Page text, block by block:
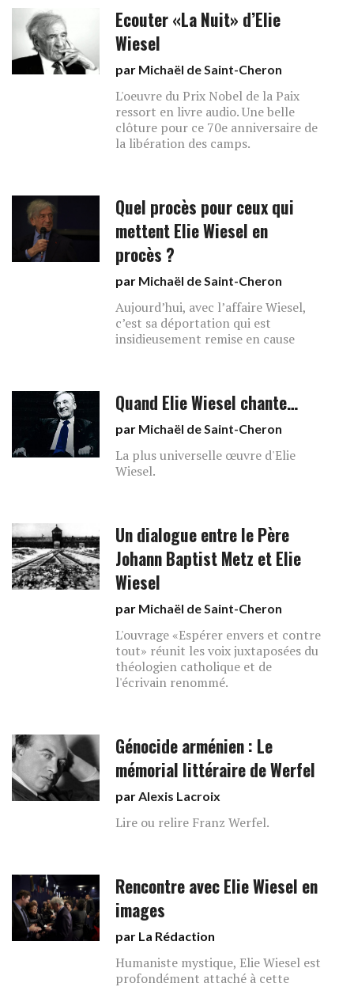
Ecouter «La Nuit» d’Elie
Wiesel
par Michaël de Saint-Cheron
L'oeuvre du Prix Nobel de la Paix
ressort en livre audio. Une belle
clôture pour ce 70e anniversaire de
la libération des camps.
Quel procès pour ceux qui
mettent Elie Wiesel en
procès ?
par Michaël de Saint-Cheron
Aujourd’hui, avec l’affaire Wiesel,
c’est sa déportation qui est
insidieusement remise en cause
Quand Elie Wiesel chante…
par Michaël de Saint-Cheron
La plus universelle œuvre d'Elie
Wiesel.
Un dialogue entre le Père
Johann Baptist Metz et Elie
Wiesel
par Michaël de Saint-Cheron
L'ouvrage «Espérer envers et contre
tout» réunit les voix juxtaposées du
théologien catholique et de
l'écrivain renommé.
Génocide arménien : Le
mémorial littéraire de Werfel
parAlexis Lacroix
Lire ou relire Franz Werfel.
Rencontre avec Elie Wiesel en
images
par La Rédaction
Humaniste mystique, Elie Wiesel est
profondément attaché à cette